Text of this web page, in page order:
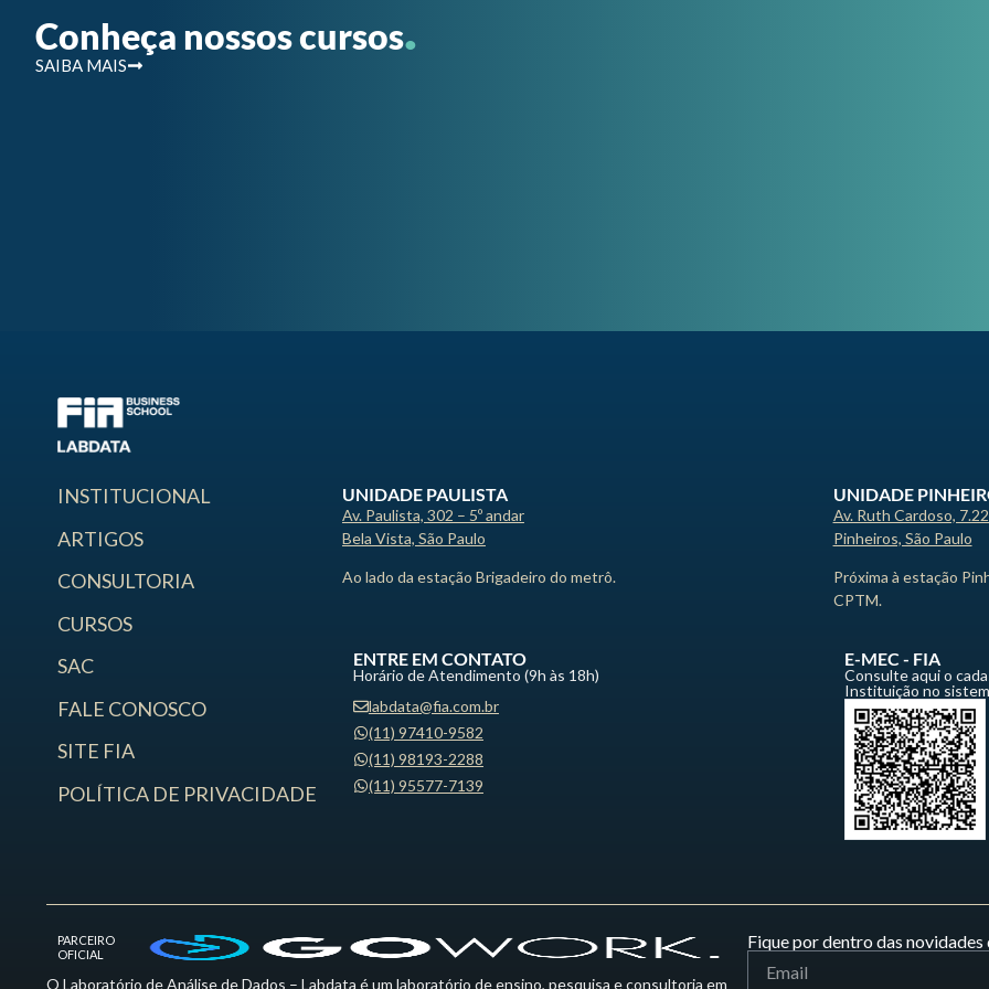
Conheça nossos cursos.
SAIBA MAIS
INSTITUCIONAL
ARTIGOS
CONSULTORIA
CURSOS
SAC
FALE CONOSCO
SITE FIA
POLÍTICA DE PRIVACIDADE
UNIDADE PAULISTA
Av. Paulista, 302 – 5º andar
Bela Vista, São Paulo
Ao lado da estação Brigadeiro do metrô.
UNIDADE
Av. Ruth Cardoso,
Pinheiros, São Paulo
Próxima à estação
CPTM.
ENTRE EM CONTATO
Horário de Atendimento (9h às 18h)
labdata@fia.com.br
(11) 97410-9582
(11) 98193-2288
(11) 95577-7139
E-MEC - FIA
Consulte aqui o
Instituição no
PARCEIRO
OFICIAL
O Laboratório de Análise de Dados – Labdata é um laboratório de ensino, pesquisa e consultoria em
Fique por dentro das